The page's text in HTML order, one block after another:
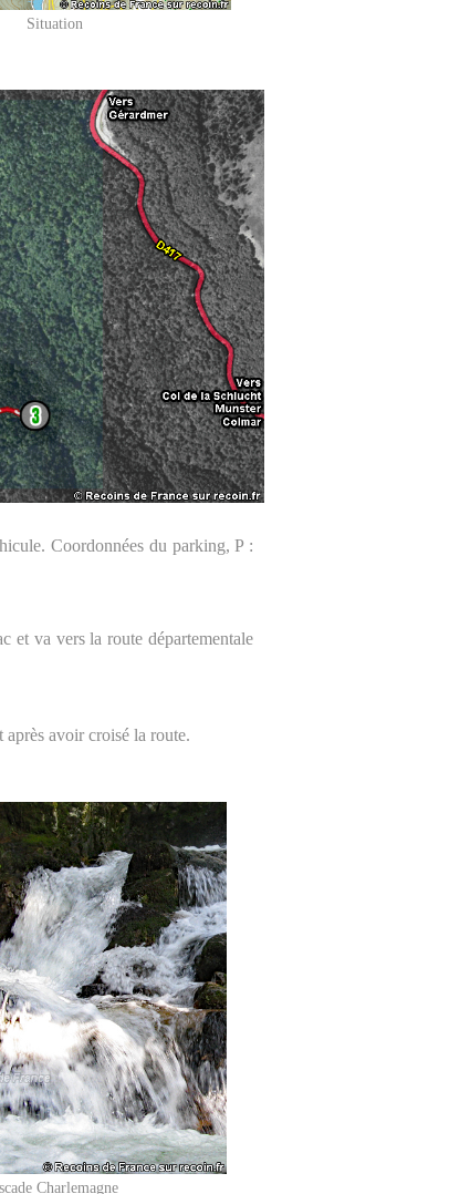
Situation
Coordonnées du parking, P :
et va vers la route départementale
après avoir croisé la route.
Charlemagne